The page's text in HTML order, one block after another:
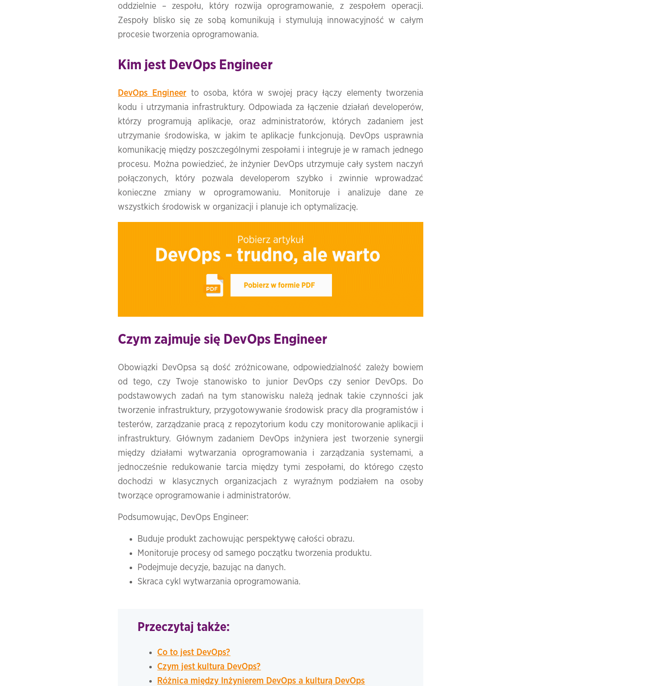
oddzielnie – zespołu, który rozwija oprogramowanie, z zespołem operacji.
Zespoły blisko się ze sobą komunikują i stymulują innowacyjność w całym
procesie tworzenia oprogramowania.
Kim jest DevOps Engineer
DevOps Engineer to osoba, która w swojej pracy łączy elementy tworzenia
kodu i utrzymania infrastruktury. Odpowiada za łączenie działań developerów,
którzy programują aplikacje, oraz administratorów, których zadaniem jest
utrzymanie środowiska, w jakim te aplikacje funkcjonują. DevOps usprawnia
komunikację między poszczególnymi zespołami i integruje je w ramach jednego
procesu. Można powiedzieć, że inżynier DevOps utrzymuje cały system naczyń
połączonych, który pozwala developerom szybko i zwinnie wprowadzać
konieczne zmiany w oprogramowaniu. Monitoruje i analizuje dane ze
wszystkich środowisk w organizacji i planuje ich optymalizację.
Czym zajmuje się DevOps Engineer
Obowiązki DevOpsa są dość zróżnicowane, odpowiedzialność zależy bowiem
od tego, czy Twoje stanowisko to junior DevOps czy senior DevOps. Do
podstawowych zadań na tym stanowisku należą jednak takie czynności jak
tworzenie infrastruktury, przygotowywanie środowisk pracy dla programistów i
testerów, zarządzanie pracą z repozytorium kodu czy monitorowanie aplikacji i
infrastruktury. Głównym zadaniem DevOps inżyniera jest tworzenie synergii
między działami wytwarzania oprogramowania i zarządzania systemami, a
jednocześnie redukowanie tarcia między tymi zespołami, do którego często
dochodzi w klasycznych organizacjach z wyraźnym podziałem na osoby
tworzące oprogramowanie i administratorów.
Podsumowując, DevOps Engineer:
Buduje produkt zachowując perspektywę całości obrazu.
Monitoruje procesy od samego początku tworzenia produktu.
Podejmuje decyzje, bazując na danych.
Skraca cykl wytwarzania oprogramowania.
Przeczytaj także:
Co to jest DevOps?
Czym jest kultura DevOps?
Różnica między Inżynierem DevOps a kulturą DevOps